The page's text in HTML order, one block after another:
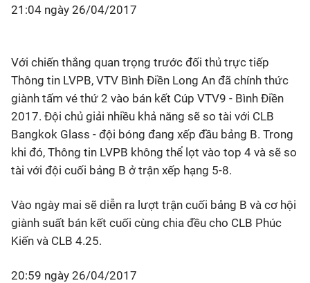
21:04 ngày 26/04/2017
Với chiến thắng quan trọng trước đối thủ trực tiếp
Thông tin LVPB, VTV Bình Điền Long An đã chính thức
giành tấm vé thứ 2 vào bán kết Cúp VTV9 - Bình Điền
2017. Đội chủ giải nhiều khả năng sẽ so tài với CLB
Bangkok Glass - đội bóng đang xếp đầu bảng B. Trong
khi đó, Thông tin LVPB không thể lọt vào top 4 và sẽ so
tài với đội cuối bảng B ở trận xếp hạng 5-8.
Vào ngày mai sẽ diễn ra lượt trận cuối bảng B và cơ hội
giành suất bán kết cuối cùng chia đều cho CLB Phúc
Kiến và CLB 4.25.
20:59 ngày 26/04/2017